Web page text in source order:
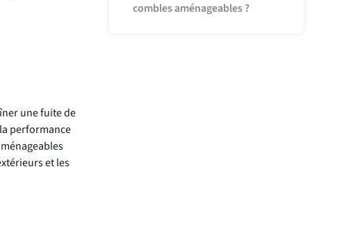
une fuite de
performance
et les
combles aménageables ?